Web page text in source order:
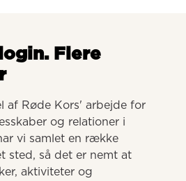
Flere
af Røde Kors' arbejde for
og relationer i
vi samlet en række
sted, så det er nemt at
aktiviteter og